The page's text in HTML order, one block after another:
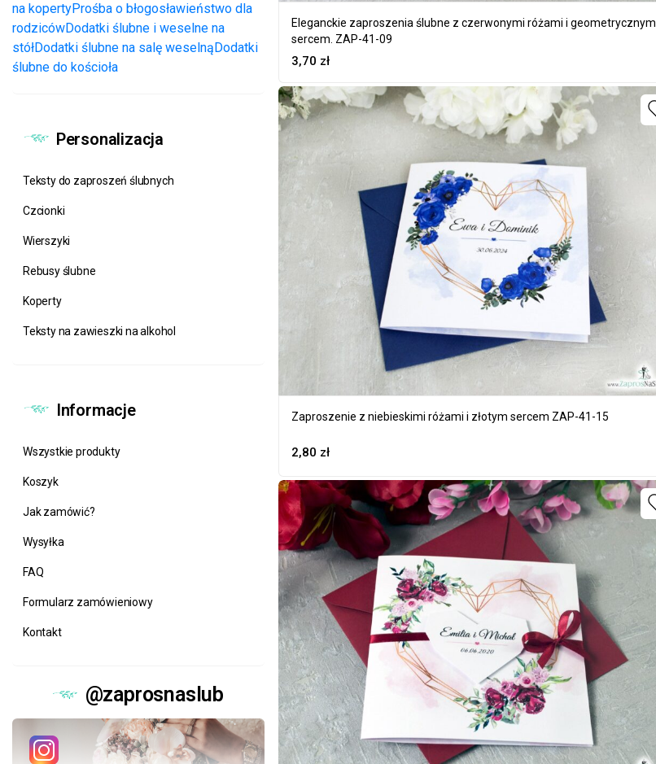
na kopertyProśba o błogosławieństwo dla
rodzicówDodatki ślubne i weselne na
stółDodatki ślubne na salę weselnąDodatki
ślubne do kościoła
Personalizacja
Teksty do zaproszeń ślubnych
Czcionki
Wierszyki
Rebusy ślubne
Koperty
Teksty na zawieszki na alkohol
Informacje
Wszystkie produkty
Koszyk
Jak zamówić?
Wysyłka
FAQ
Formularz zamówieniowy
Kontakt
@zaprosnaslub
Eleganckie zaproszenia ślubne z czerwonymi różami i geometrycznym
sercem. ZAP-41-09
3,70 zł
Zaproszenie z niebieskimi różami i złotym sercem ZAP-41-15
2,80 zł